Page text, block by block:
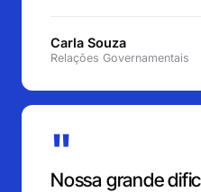
Carla Souza
Relações Governamentais
"
Nossa grande